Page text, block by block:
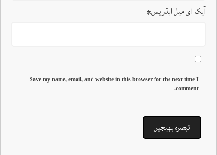
آپکا ای میل ایڈریس*
Save my name, email, and website in this browser for the next time I
comment.